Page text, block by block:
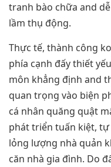
tranh bào chữa and
lầm thụ động.
Thực tế, thành công
phía cạnh đấy thiết
môn khẳng định and
quan trọng vào biện
cá nhân quăng quật
phát triển tuấn kiệt,
lỏng lượng nhà quản
căn nhà gia đình. Do